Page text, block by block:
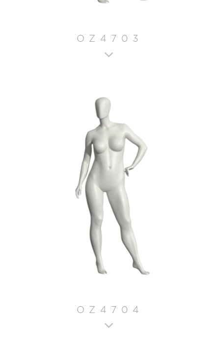
OZ4703
OZ4704